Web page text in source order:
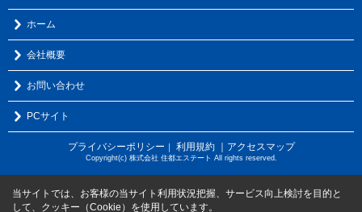
ホーム
会社概要
お問い合わせ
PCサイト
プライバシーポリシー ｜ 利用規約 ｜アクセスマップ
Copyright(c) 株式会社 住都エステート All rights reserved.
当サイトでは、お客様の当サイト利用状況把握、サービス向上検討を目的と
して、クッキー（Cookie）を使用しています。